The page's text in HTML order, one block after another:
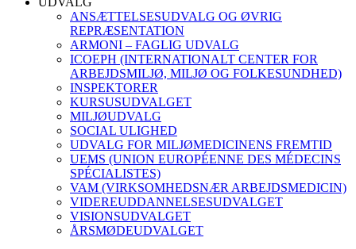
ANSÆTTELSESUDVALG OG ØVRIG
REPRÆSENTATION
ARMONI – FAGLIG UDVALG
ICOEPH (INTERNATIONALT CENTER FOR
ARBEJDSMILJØ, MILJØ OG FOLKESUNDHED)
INSPEKTORER
KURSUSUDVALGET
MILJØUDVALG
SOCIAL ULIGHED
UDVALG FOR MILJØMEDICINENS FREMTID
UEMS (UNION EUROPÉENNE DES MÉDECINS
SPÉCIALISTES)
VAM (VIRKSOMHEDSNÆR ARBEJDSMEDICIN)
VIDEREUDDANNELSESUDVALGET
VISIONSUDVALGET
ÅRSMØDEUDVALGET